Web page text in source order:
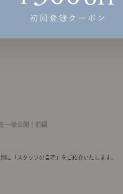
一挙公開！前編
に「スタッフの自宅」をご紹介いたします。